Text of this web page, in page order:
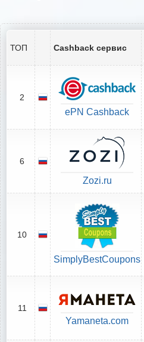
ТОП Cashback сервис
2
ePN Cashback
6
Zozi.ru
10
SimplyBestCoupons
11
Yamaneta.com